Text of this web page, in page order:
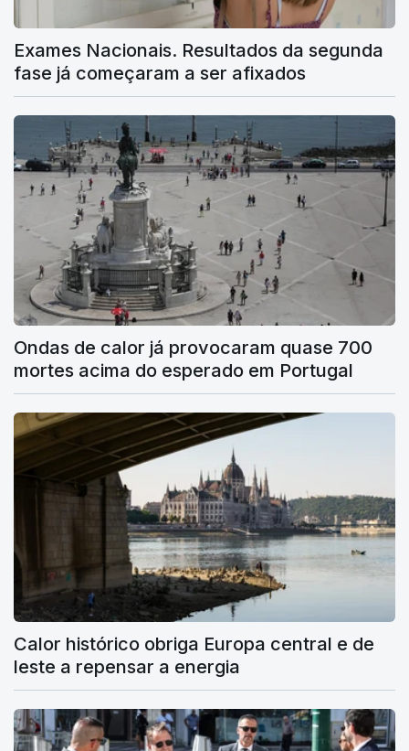
Exames Nacionais. Resultados da segunda
fase já começaram a ser afixados
Ondas de calor já provocaram quase 700
mortes acima do esperado em Portugal
Calor histórico obriga Europa central e de
leste a repensar a energia